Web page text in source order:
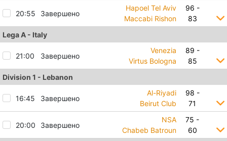
20:55 Завершено
Hapoel Tel Aviv
Maccabi Rishon
96 -
83
Lega A - Italy
21:00 Завершено
Venezia
Virtus Bologna
89 -
85
Division 1 - Lebanon
16:45 Завершено
Al-Riyadi
Beirut Club
98 -
71
20:00 Завершено
NSA
Chabeb Batroun
75 -
60